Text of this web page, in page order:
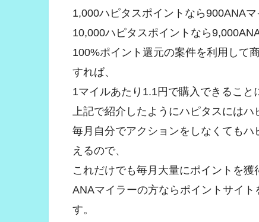
1,000ハピタスポイントなら900ANA
10,000ハピタスポイントなら
100%ポイント還元の案件を利用して
すれば、
1マイルあたり1.1円で購入できること
上記で紹介したようにハピタスには
毎月自分でアクションをしなくても
えるので、
これだけでも毎月大量にポイントを獲
ANAマイラーの方ならポイントサイト
す。